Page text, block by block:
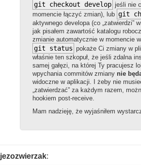
git checkout develop jeśli nie
momencie łączyć zmian), lub git
aktywnego developa (co „zatwierdzi”
jak pisałem zawartość katalogu
zmianie automatycznie w momencie
git status pokaże Ci zmiany w
właśnie ten szkopuł, że jeśli zdalna
samej gałęzi, na której Ty pracujesz
wpychania commitów zmiany nie
widoczne w aplikacji. I żeby nie
„zatwierdzać” za każdym razem,
hookiem post-receive.
Mam nadzieję, że wyjaśniłem
jezozwierzak: